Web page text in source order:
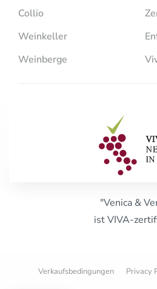
Collio
Weinkeller
Weinberge
"Venica &
ist VIVA-
Verkaufsbedingungen Privacy